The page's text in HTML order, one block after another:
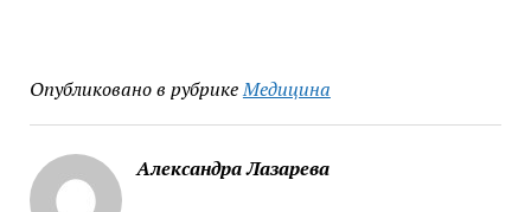
Опубликовано в рубрикеМедицина
Александра Лазарева